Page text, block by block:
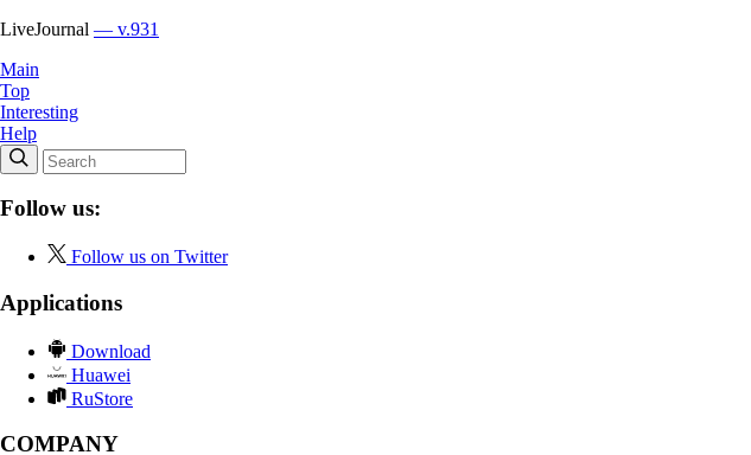
LiveJournal — v.931
Main
Top
Interesting
Help
Follow us:
Follow us on Twitter
Applications
Download
Huawei
RuStore
COMPANY